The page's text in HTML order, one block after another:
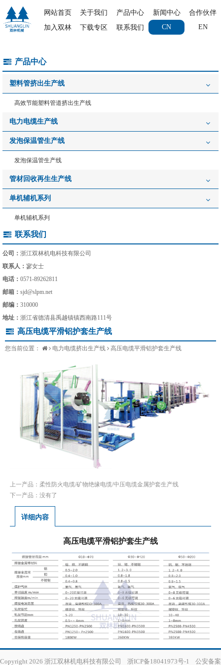
网站首页 关于我们 产品中心 新闻中心
合作伙伴
加入双林
下载专区 联系我们 CN EN
产品中心
塑料管挤出生产线
高效节能塑料管道挤出生产线
电力电缆生产线
发泡保温管生产线
发泡保温管生产线
管材回收再生生产线
单机辅机系列
单机辅机系列
联系我们
公司： 浙江双林机电科技有限公司
联系人： 寥女士
电话： 0571-89262811
邮箱： sjd@slpm.net
邮编： 310000
地址： 浙江省德清县禹越镇镇西南路111号
高压电缆平滑铝护套生产线
您当前位置： 电力电缆挤出生产线 高压电缆平滑铝护套生产线
上一产品： 柔性防火电缆/矿物绝缘电缆/中压电缆金属护套生产线
下一产品：没有了
详细内容
高压电缆平滑铝护套生产线
Copyright 2026 浙江双林机电科技有限公司 浙ICP备18041973号-1 公安备案